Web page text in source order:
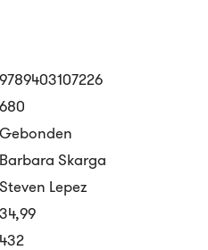
9789403107226
680
Gebonden
Barbara Skarga
Steven Lepez
34,99
432